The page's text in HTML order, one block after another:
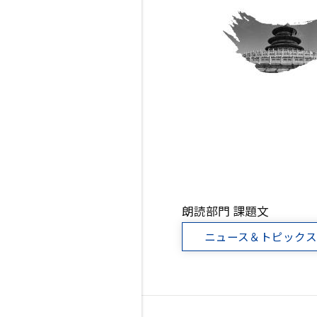
朗読部門 課題文
ニュース＆トピック